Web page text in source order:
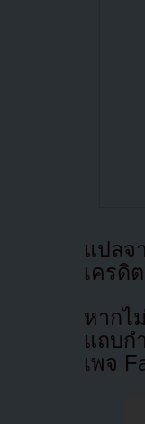
แปล
เครดิ
หากไ
แถบก
เพจ